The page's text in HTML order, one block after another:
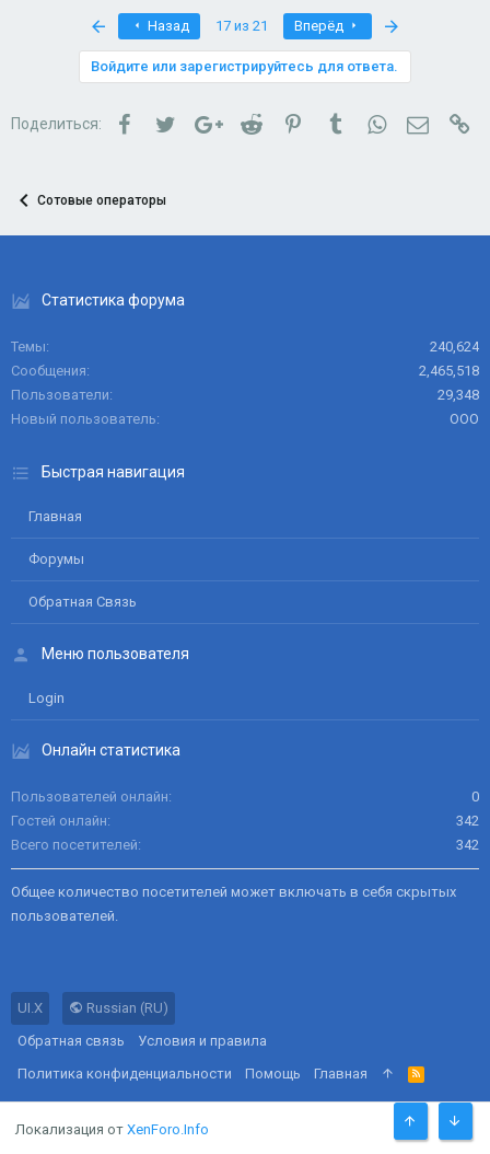
Назад 17 из 21 Вперёд
Войдите или зарегистрируйтесь для ответа.
Поделиться: FacebookTwitterGoogle+Reddit PinterestTumblrWhatsApp
Сотовые операторы
Статистика форума
Темы
240,624
Сообщения
2,465,518
Пользователи
29,348
Новый пользователь
ООО
Быстрая навигация
Главная
Форумы
Обратная Связь
Меню пользователя
Login
Онлайн статистика
Пользователей онлайн
0
Гостей онлайн
342
Всего посетителей
342
Общее количество посетителей может включать в себя скрытых
пользователей.
UI.X
Russian (RU)
Обратная связь
Условия и правила
Политика конфиденциальности
Помощь Главная
R
S
S
Локализация от XenForo.Info СВЕРХУ